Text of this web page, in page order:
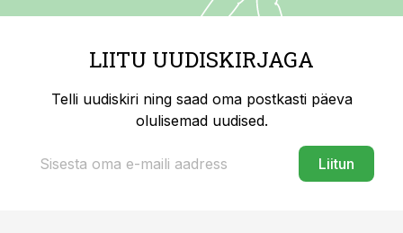
LIITU UUDISKIRJAGA
Telli uudiskiri ning saad oma postkasti päeva
olulisemad uudised.
Liitun